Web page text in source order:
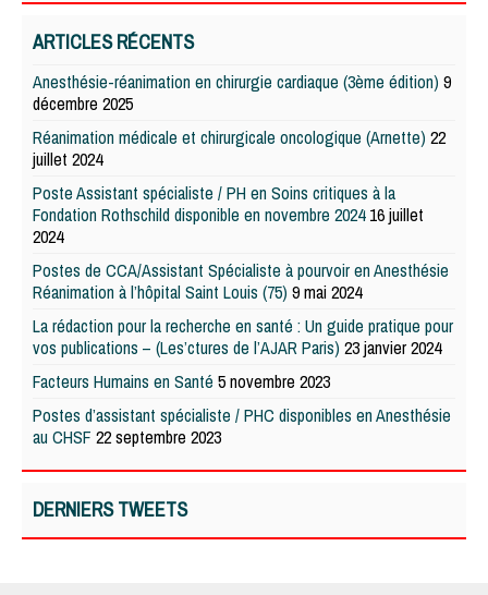
ARTICLES RÉCENTS
Anesthésie-réanimation en chirurgie cardiaque (3ème édition) 9
décembre 2025
Réanimation médicale et chirurgicale oncologique (Arnette) 22
juillet 2024
Poste Assistant spécialiste / PH en Soins critiques à la
Fondation Rothschild disponible en novembre 2024 16 juillet
2024
Postes de CCA/Assistant Spécialiste à pourvoir en Anesthésie
Réanimation à l’hôpital Saint Louis (75) 9 mai 2024
La rédaction pour la recherche en santé : Un guide pratique pour
vos publications – (Les’ctures de l’AJAR Paris) 23 janvier 2024
Facteurs Humains en Santé 5 novembre 2023
Postes d’assistant spécialiste / PHC disponibles en Anesthésie
au CHSF 22 septembre 2023
DERNIERS TWEETS